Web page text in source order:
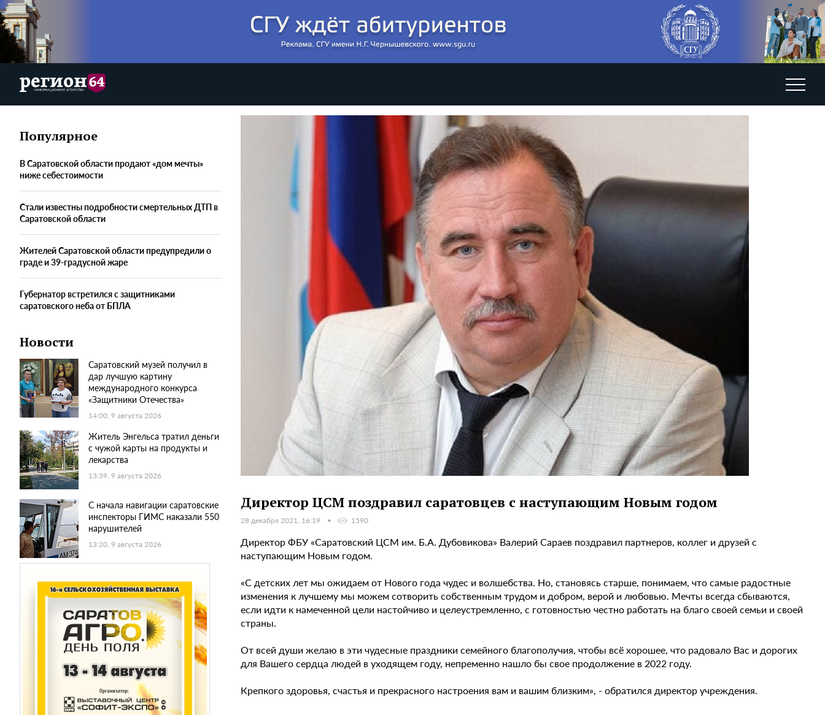
Популярное
В Саратовской области продают «дом мечты»
ниже себестоимости
Стали известны подробности смертельных ДТП в
Саратовской области
Жителей Саратовской области предупредили о
граде и 39-градусной жаре
Губернатор встретился с защитниками
саратовского неба от БПЛА
Новости
Саратовский музей получил в
дар лучшую картину
международного конкурса
«Защитники Отечества»
14:00, 9 августа 2026
Житель Энгельса тратил деньги
с чужой карты на продукты и
лекарства
13:39, 9 августа 2026
С начала навигации саратовские
инспекторы ГИМС наказали 550
нарушителей
13:20, 9 августа 2026
Директор ЦСМ поздравил саратовцев с наступающим Новым годом
28 декабря 2021, 16:19 1590
Директор ФБУ «Саратовский ЦСМ им. Б.А. Дубовикова» Валерий Сараев поздравил партнеров, коллег и друзей с
наступающим Новым годом.
«С детских лет мы ожидаем от Нового года чудес и волшебства. Но, становясь старше, понимаем, что самые радостные
изменения к лучшему мы можем сотворить собственным трудом и добром, верой и любовью. Мечты всегда сбываются,
если идти к намеченной цели настойчиво и целеустремленно, с готовностью честно работать на благо своей семьи и своей
страны.
От всей души желаю в эти чудесные праздники семейного благополучия, чтобы всё хорошее, что радовало Вас и дорогих
для Вашего сердца людей в уходящем году, непременно нашло бы свое продолжение в 2022 году.
Крепкого здоровья, счастья и прекрасного настроения вам и вашим близким», - обратился директор учреждения.